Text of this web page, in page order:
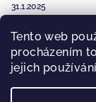
Tento web
procházením
jejich
31.1.2025
O nás